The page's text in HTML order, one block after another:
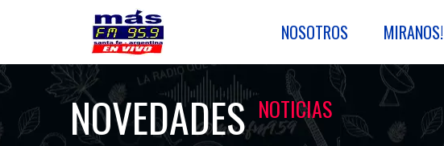
NOSOTROS MIRANOS!
NOVEDADES NOTICIAS